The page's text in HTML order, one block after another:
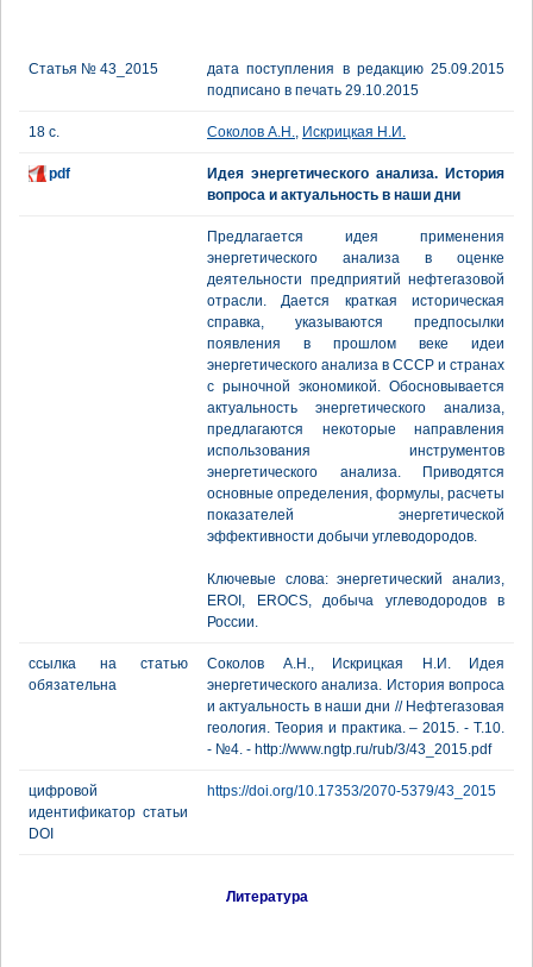
Статья № 43_2015
дата поступления в редакцию 25.09.2015
подписано в печать 29.10.2015
18 с. Соколов А.Н., Искрицкая Н.И.
pdf
Идея энергетического анализа. История
вопроса и актуальность в наши дни
Предлагается идея применения
энергетического анализа в оценке
деятельности предприятий нефтегазовой
отрасли. Дается краткая историческая
справка, указываются предпосылки
появления в прошлом веке идеи
энергетического анализа в СССР и странах
с рыночной экономикой. Обосновывается
актуальность энергетического анализа,
предлагаются некоторые направления
использования инструментов
энергетического анализа. Приводятся
основные определения, формулы, расчеты
показателей энергетической
эффективности добычи углеводородов.
Ключевые слова: энергетический анализ,
EROI, EROCS, добыча углеводородов в
России.
ссылка на статью
обязательна
Соколов А.Н., Искрицкая Н.И. Идея
энергетического анализа. История вопроса
и актуальность в наши дни // Нефтегазовая
геология. Теория и практика. – 2015. - Т.10.
- №4. - http://www.ngtp.ru/rub/3/43_2015.pdf
цифровой
идентификатор статьи
DOI
https://doi.org/10.17353/2070-5379/43_2015
Литература